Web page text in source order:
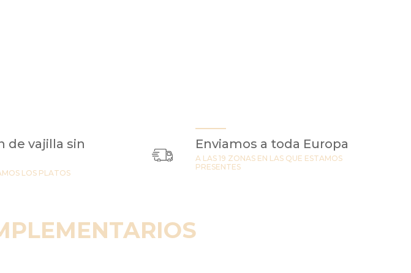
de vajilla sin
LOS PLATOS
Enviamos a toda Europa
A LAS 19 ZONAS EN LAS QUE ESTAMOS
PRESENTES